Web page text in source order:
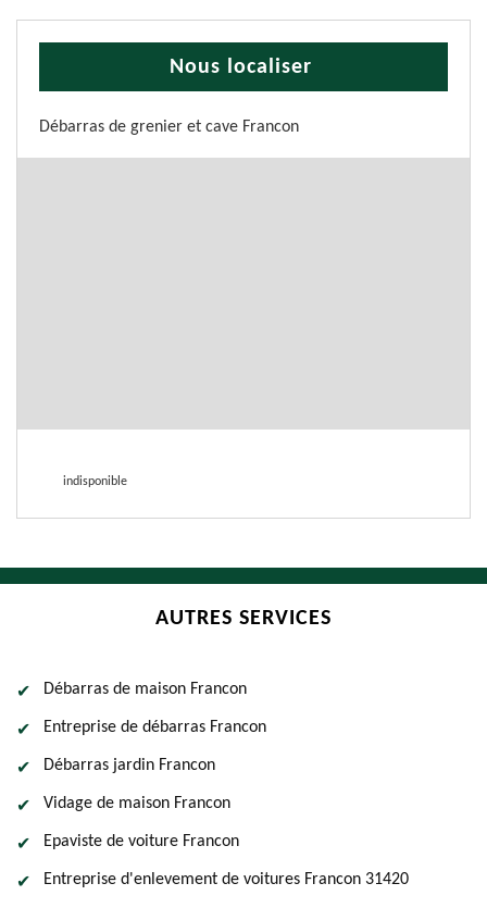
Nous localiser
Débarras de grenier et cave Francon
indisponible
AUTRES SERVICES
Débarras de maison Francon
Entreprise de débarras Francon
Débarras jardin Francon
Vidage de maison Francon
Epaviste de voiture Francon
Entreprise d'enlevement de voitures Francon 31420